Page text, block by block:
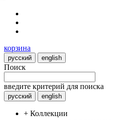
корзина
русский english
Поиск
введите критерий для поиска
русский english
+ Коллекции